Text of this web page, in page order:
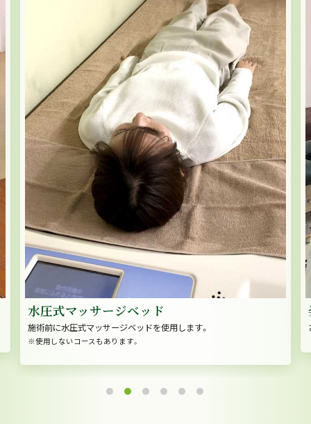
水圧式マッサージベッド
施術前に水圧式マッサージベッドを使用します。
※使用しないコースもあります。